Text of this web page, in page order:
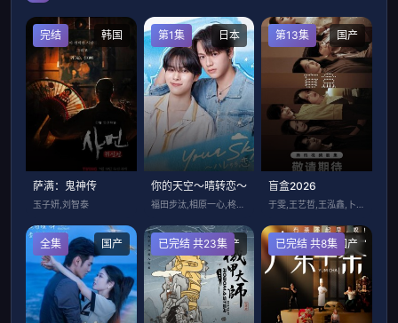
韩国
完结
萨满：鬼神传
玉子妍,刘智泰
日本
第1集
你的天空～晴转恋～
福田步汰,相原一心,柊太朗,中林登生,中
国产
第13集
盲盒2026
国产
全集 国产
已完结 共23集 国产
已完结 共8集